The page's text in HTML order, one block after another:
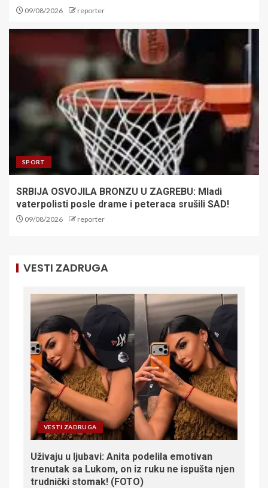
09/08/2026 reporter
SPORT
SRBIJA OSVOJILA BRONZU U ZAGREBU: Mladi
vaterpolisti posle drame i peteraca srušili SAD!
09/08/2026 reporter
VESTI ZADRUGA
VESTI ZADRUGA
Uživaju u ljubavi: Anita podelila emotivan
trenutak sa Lukom, on iz ruku ne ispušta njen
trudnički stomak! (FOTO)